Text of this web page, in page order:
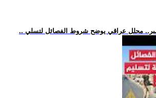
محلل عراقي يوضح شروط الفصائل لتسلي